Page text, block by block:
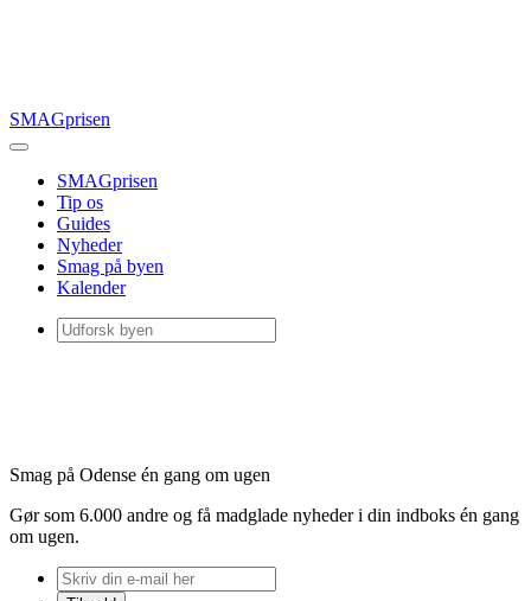
SMAGprisen
SMAGprisen
Tip os
Guides
Nyheder
Smag på byen
Kalender
Smag på Odense én gang om ugen
Gør som 6.000 andre og få madglade nyheder i din indboks én gang
om ugen.